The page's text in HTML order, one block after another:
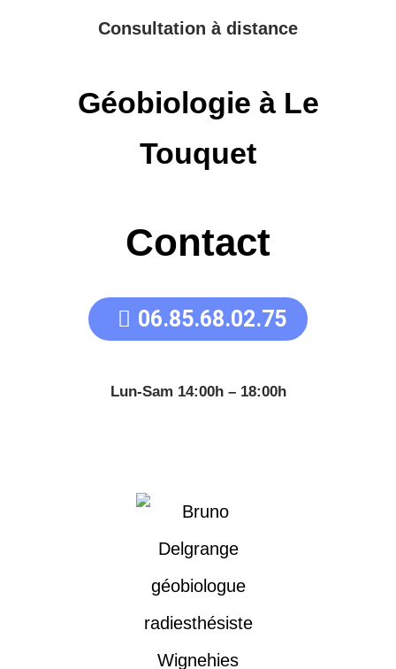
Consultation à distance
Géobiologie à Le
Touquet
Contact
06.85.68.02.75
Lun-Sam 14:00h – 18:00h